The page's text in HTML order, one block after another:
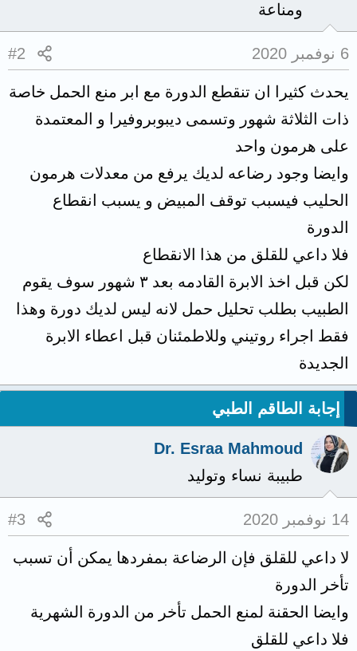
ومناعة
6 نوفمبر 2020 #2
يحدث كثيرا ان تنقطع الدورة مع ابر منع الحمل خاصة
ذات الثلاثة شهور وتسمى ديبوبروفيرا و المعتمدة
على هرمون واحد
وايضا وجود رضاعه لديك يرفع من معدلات هرمون
الحليب فيسبب توقف المبيض و يسبب انقطاع
الدورة
فلا داعي للقلق من هذا الانقطاع
لكن قبل اخذ الابرة القادمه بعد ٣ شهور سوف يقوم
الطبيب بطلب تحليل حمل لانه ليس لديك دورة وهذا
فقط اجراء روتيني وللاطمئنان قبل اعطاء الابرة
الجديدة
إجابة الطاقم الطبي
Dr. Esraa Mahmoud
طبيبة نساء وتوليد
14 نوفمبر 2020 #3
لا داعي للقلق فإن الرضاعة بمفردها يمكن أن تسبب
تأخر الدورة
وايضا الحقنة لمنع الحمل تأخر من الدورة الشهرية
فلا داعي للقلق